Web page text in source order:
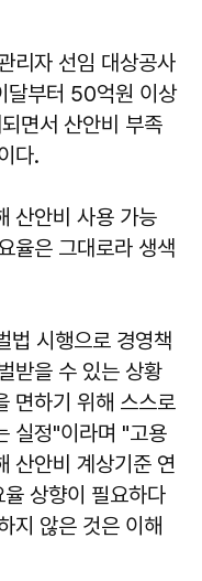
리자 선임 대상공사
부터 50억원 이상
면서 산안비 부족
다.
산안비 사용 가능
율은 그대로라 생색
법 시행으로 경영책
받을 수 있는 상황
면하기 위해 스스로
실정"이라며 "고용
산안비 계상기준 연
상향이 필요하다
지 않은 것은 이해